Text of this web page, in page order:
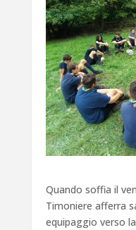
Quando soffia il
Timoniere afferra
equipaggio verso